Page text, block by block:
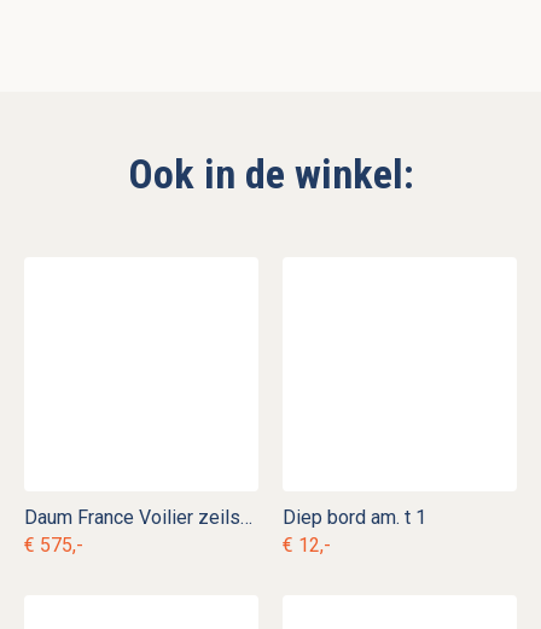
Ook in de winkel:
Daum France Voilier zeilschip gk. d 7
€ 575,-
Diep bord am. t 1
€ 12,-